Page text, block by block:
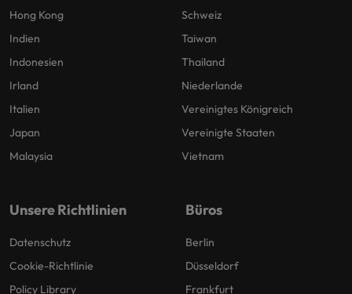
Hong Kong
Indien
Indonesien
Irland
Italien
Japan
Malaysia
Schweiz
Taiwan
Thailand
Niederlande
Vereinigtes Königreich
Vereinigte Staaten
Vietnam
Unsere Richtlinien
Datenschutz
Cookie-Richtlinie
Policy Library
Büros
Berlin
Düsseldorf
Frankfurt